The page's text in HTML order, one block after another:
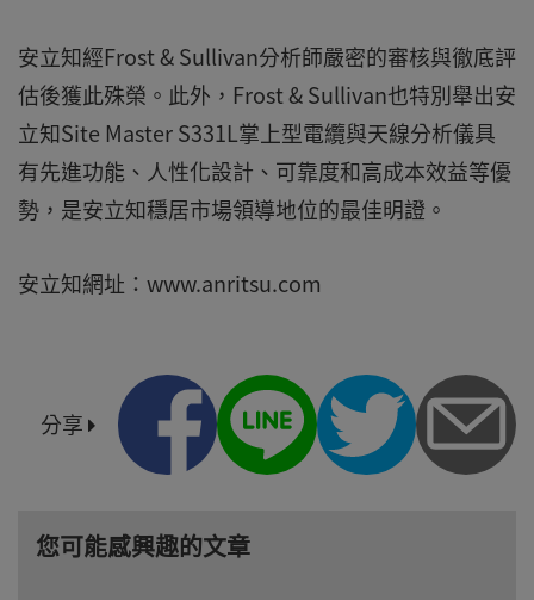
安立知經Frost & Sullivan分析師嚴密的審核與徹底評
估後獲此殊榮。此外，Frost & Sullivan也特別舉出安
立知Site Master S331L掌上型電纜與天線分析儀具
有先進功能、人性化設計、可靠度和高成本效益等優
勢，是安立知穩居市場領導地位的最佳明證。
安立知網址：www.anritsu.com
分享
您可能感興趣的文章